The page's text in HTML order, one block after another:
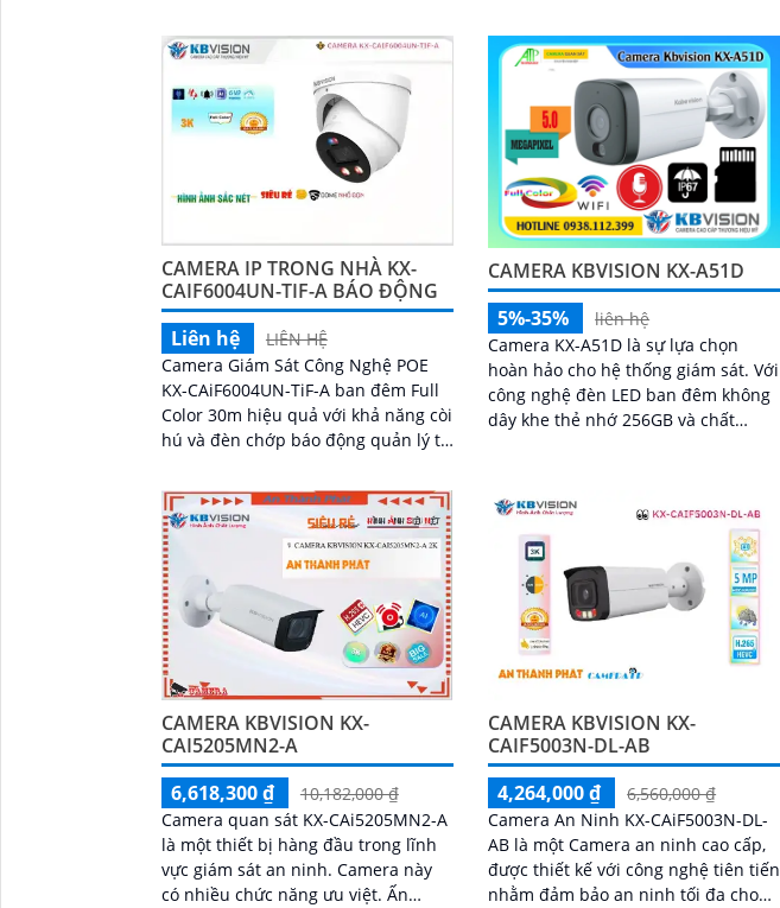
hình ảnh màu ban đêm
thiết kế dome nhỏ gọn cho ra gốc
nhìn rộng đáng để tham khảo
CAMERA IP TRONG NHÀ KX-
CAIF6004UN-TIF-A BÁO ĐỘNG
Liên hệ
LIÊN HỆ
Camera Giám Sát Công Nghệ POE
KX-CAiF6004UN-TiF-A ban đêm Full
Color 30m hiệu quả với khả năng còi
hú và đèn chớp báo động quản lý từ
phòng, gia đình, cửa hàng
CAMERA KBVISION KX-A51D
5%-35%
liên hệ
Camera KX-A51D là sự lựa chọn
hoàn hảo cho hệ thống giám sát. Với
công nghệ đèn LED ban đêm không
dây khe thẻ nhớ 256GB và chất
CAMERA KBVISION KX-
CAI5205MN2-A
6,618,300 ₫
10,182,000 ₫
Camera quan sát KX-CAi5205MN2-A
là một thiết bị hàng đầu trong lĩnh
vực giám sát an ninh. Camera này
có nhiều chức năng ưu việt. Ấn
CAMERA KBVISION KX-
CAIF5003N-DL-AB
4,264,000 ₫
6,560,000 ₫
Camera An Ninh KX-CAiF5003N-DL-
AB là một Camera an ninh cao cấp,
được thiết kế với công nghệ tiên tiến
nhằm đảm bảo an ninh tối đa cho